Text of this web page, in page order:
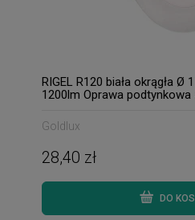
RIGEL R120 biała okrągła Ø
1200lm Oprawa
Goldlux
28,40 zł
DO